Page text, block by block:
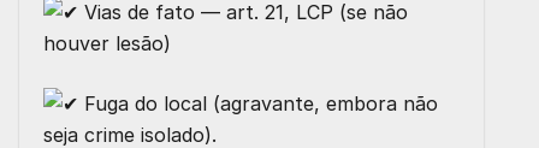
Vias de fato — art. 21, LCP (se não
houver lesão)
Fuga do local (agravante, embora não
seja crime isolado).